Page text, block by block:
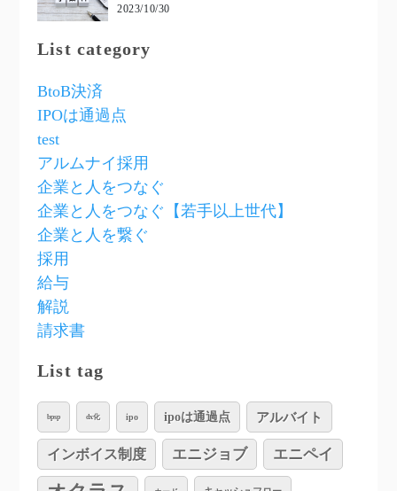
2023/10/30
List category
BtoB決済
IPOは通過点
test
アルムナイ採用
企業と人をつなぐ
企業と人をつなぐ【若手以上世代】
企業と人を繋ぐ
採用
給与
解説
請求書
List tag
bpsp dx化 ipo ipoは通過点 アルバイト
インボイス制度 エニジョブ エニペイ